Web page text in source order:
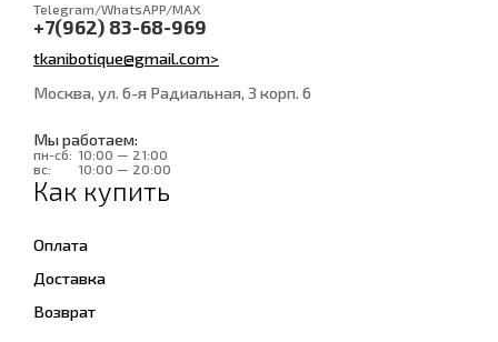
Telegram/WhatsAPP/MAX
+7(962) 83-68-969
tkanibotique@gmail.com>
Москва, ул. 6-я Радиальная, 3 корп. 6
Мы работаем:
пн-сб: 10:00 — 21:00
вс:
10:00 — 20:00
Как купить
Оплата
Доставка
Возврат